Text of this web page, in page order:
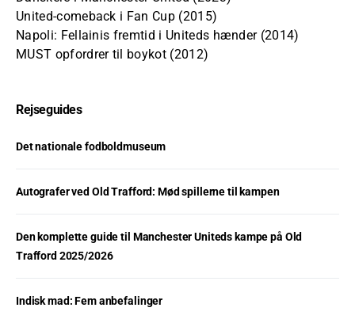
United-comeback i Fan Cup (2015)
Napoli: Fellainis fremtid i Uniteds hænder (2014)
MUST opfordrer til boykot (2012)
Rejseguides
Det nationale fodboldmuseum
Autografer ved Old Trafford: Mød spillerne til kampen
Den komplette guide til Manchester Uniteds kampe på Old
Trafford 2025/2026
Indisk mad: Fem anbefalinger